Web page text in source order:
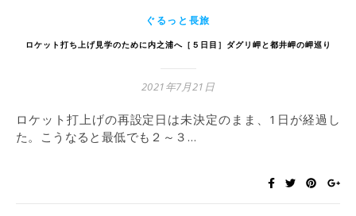
ぐるっと長旅
ロケット打ち上げ見学のために内之浦へ［５日目］ダグリ岬と都井岬の岬巡り
2021年7月21日
ロケット打上げの再設定日は未決定のまま、1日が経過し
た。こうなると最低でも２～３…